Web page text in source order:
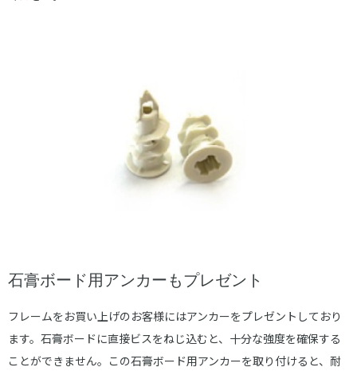
石膏ボード用アンカーもプレゼント
フレームをお買い上げのお客様にはアンカーをプレゼントしており
ます。石膏ボードに直接ビスをねじ込むと、十分な強度を確保する
ことができません。この石膏ボード用アンカーを取り付けると、耐